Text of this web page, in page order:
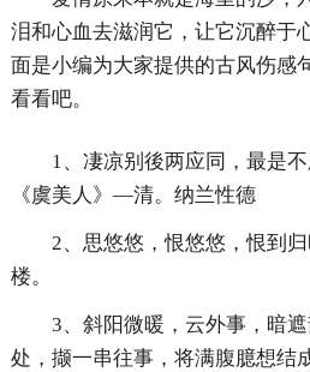
泪和心血去滋润它，让它沉醉于
面是小编为大家提供的古风伤感
看看吧。
1、凄凉别後两应同，最是
《虞美人》—清。纳兰性德
2、思悠悠，恨悠悠，恨到
楼。
3、斜阳微暖，云外事，暗
处，撷一串往事，将满腹臆想结